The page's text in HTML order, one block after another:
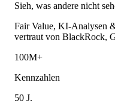
Sieh, was andere nicht
Fair Value, KI-Analysen
vertraut von BlackRock,
100M+
Kennzahlen
50 J.